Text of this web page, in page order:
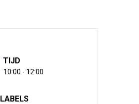
TIJD
10:00 - 12:00
LABELS